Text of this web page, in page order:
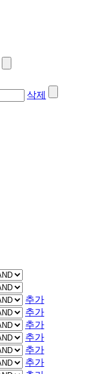
삭제
추가
추가
추가
추가
추가
추가